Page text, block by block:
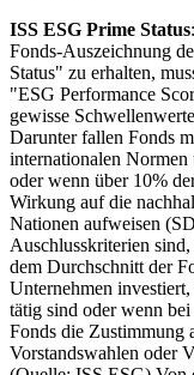
ISS ESG Prime Status
Fonds-Auszeichnung
Status" zu erhalten,
"ESG Performance
gewisse
Darunter fallen Fonds
internationalen Normen
oder wenn über 10%
Wirkung auf die
Nationen aufweisen
Auschlusskriterien
dem Durchschnitt der
Unternehmen
tätig sind oder wenn
Fonds die Zustimmung
Vorstandswahlen oder